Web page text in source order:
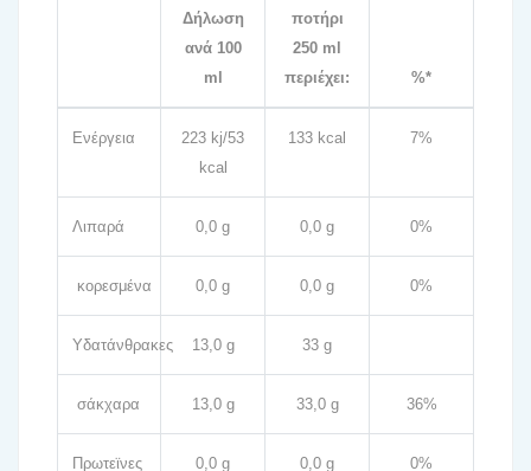
Δήλωση
ανά 100
ml
ποτήρι
250 ml
περιέχει:
%*
Ενέργεια
223 kj/53
kcal
133 kcal 7%
Λιπαρά 0,0 g 0,0 g 0%
κορεσμένα 0,0 g 0,0 g 0%
Υδατάνθρακες 13,0 g 33 g
σάκχαρα 13,0 g 33,0 g 36%
Πρωτεϊνες 0,0 g 0,0 g 0%